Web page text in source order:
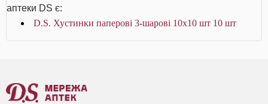
аптеки DS є:
D.S. Хустинки паперові 3-шарові 10х10 шт 10 шт